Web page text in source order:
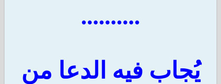
..........
يُجاب فيه الدعا من